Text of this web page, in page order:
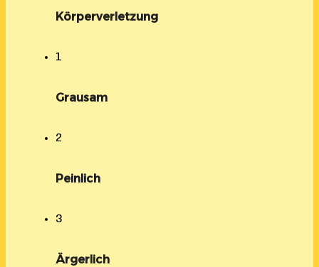
Körperverletzung
1
Grausam
2
Peinlich
3
Ärgerlich